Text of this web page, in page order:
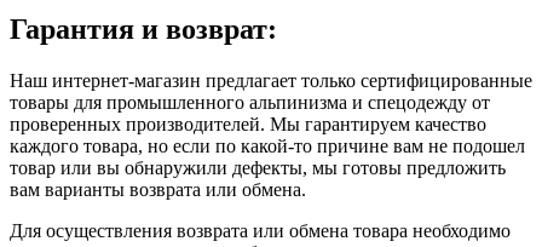
Гарантия и возврат:
Наш интернет-магазин предлагает только сертифицированные
товары для промышленного альпинизма и спецодежду от
проверенных производителей. Мы гарантируем качество
каждого товара, но если по какой-то причине вам не подошел
товар или вы обнаружили дефекты, мы готовы предложить
вам варианты возврата или обмена.
Для осуществления возврата или обмена товара необходимо